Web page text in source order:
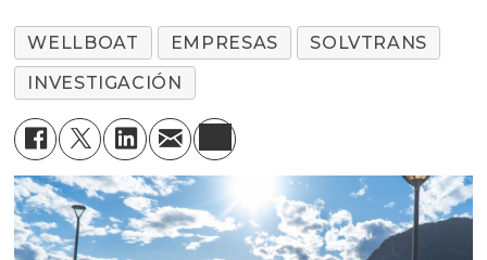
WELLBOAT EMPRESAS
SOLVTRANS
INVESTIGACIÓN